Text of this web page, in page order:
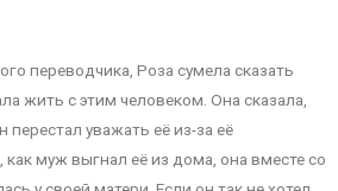
переводчика, Роза сумела сказать
жить с этим человеком. Она сказала,
перестал уважать её из-за её
как муж выгнал её из дома, она вместе со